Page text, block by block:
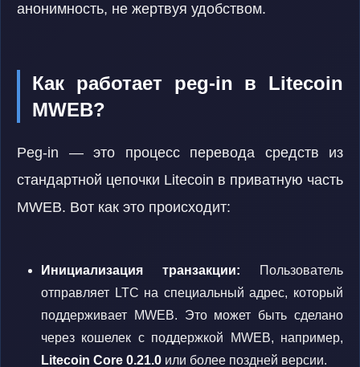
анонимность, не жертвуя удобством.
Как работает peg-in в Litecoin
MWEB?
Peg-in — это процесс перевода средств из
стандартной цепочки Litecoin в приватную часть
MWEB. Вот как это происходит:
Инициализация транзакции: Пользователь
отправляет LTC на специальный адрес, который
поддерживает MWEB. Это может быть сделано
через кошелек с поддержкой MWEB, например,
Litecoin Core 0.21.0 или более поздней версии.